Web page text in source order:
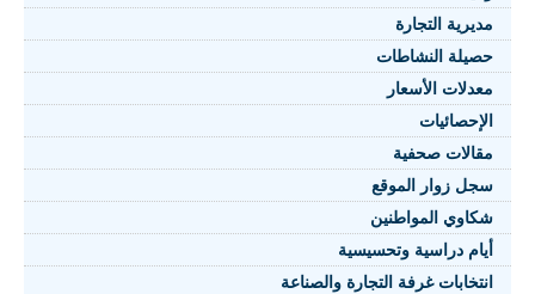
النصوص 2021
FRANÇAIS
مديرية التجارة
حصيلة النشاطات
معدلات الأسعار
الإحصائيات
مقالات صحفية
سجل زوار الموقع
شكاوي المواطنين
أيام دراسية وتحسيسية
انتخابات غرفة التجارة والصناعة